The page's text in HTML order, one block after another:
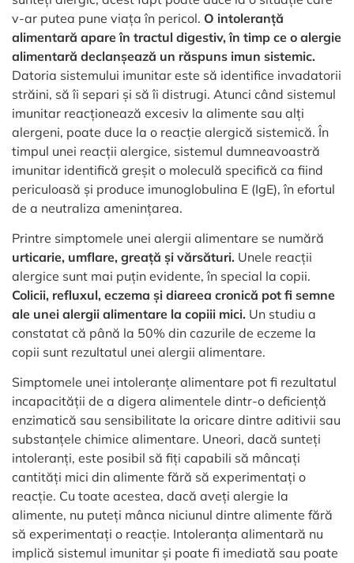
v-ar putea pune viața în pericol. O intoleranță
alimentară apare în tractul digestiv, în timp ce o alergie
alimentară declanșează un răspuns imun sistemic.
Datoria sistemului imunitar este să identifice invadatorii
străini, să îi separi și să îi distrugi. Atunci când sistemul
imunitar reacționează excesiv la alimente sau alți
alergeni, poate duce la o reacție alergică sistemică. În
timpul unei reacții alergice, sistemul dumneavoastră
imunitar identifică greșit o moleculă specifică ca fiind
periculoasă și produce imunoglobulina E (IgE), în efortul
de a neutraliza amenințarea.
Printre simptomele unei alergii alimentare se numără
urticarie, umflare, greață și vărsături. Unele reacții
alergice sunt mai puțin evidente, în special la copii.
Colicii, refluxul, eczema și diareea cronică pot fi semne
ale unei alergii alimentare la copiii mici. Un studiu a
constatat că până la 50% din cazurile de eczeme la
copii sunt rezultatul unei alergii alimentare.
Simptomele unei intoleranțe alimentare pot fi rezultatul
incapacității de a digera alimentele dintr-o deficiență
enzimatică sau sensibilitate la oricare dintre aditivii sau
substanțele chimice alimentare. Uneori, dacă sunteți
intoleranți, este posibil să fiți capabili să mâncați
cantități mici din alimente fără să experimentați o
reacție. Cu toate acestea, dacă aveți alergie la
alimente, nu puteți mânca niciunul dintre alimente fără
să experimentați o reacție. Intoleranța alimentară nu
implică sistemul imunitar și poate fi imediată sau poate